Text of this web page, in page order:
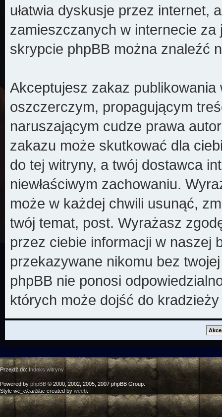
ułatwia dyskusje przez internet,
zamieszczanych w internecie
skrypcie phpBB można znaleźć
Akceptujesz zakaz
oszczerczym, propagującym
naruszającym cudze prawa
zakazu może skutkować dla
do tej witryny, a twój dostawca
niewłaściwym zachowaniu.
może w każdej chwili usunąć,
twój temat, post. Wyrażasz
przez ciebie informacji w naszej
przekazywane nikomu bez
phpBB nie ponosi
których może dojść do
Przejdź do: Indeks witryny
Powered by phpBB © 2000, 2002, 2005, 2007 phpBB Group.
Style we_clearblue created by weeb